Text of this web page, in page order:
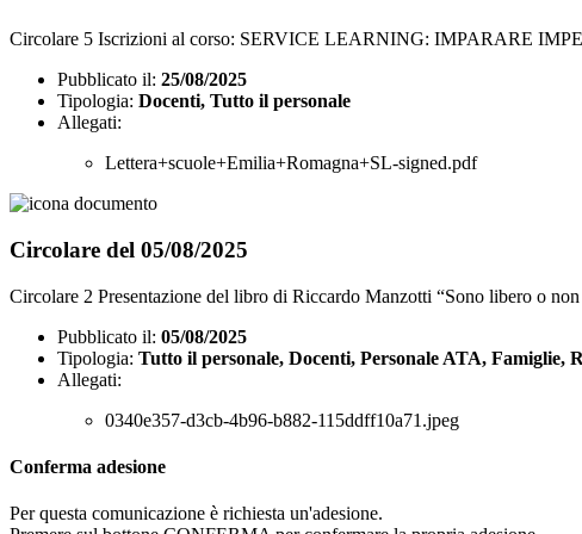
Circolare 5 Iscrizioni al corso: SERVICE LEARNING: IMPARARE
Pubblicato il: 25/08/2025
Tipologia: Docenti, Tutto il personale
Allegati:
Lettera+scuole+Emilia+Romagna+SL-signed.pdf
Circolare del 05/08/2025
Circolare 2 Presentazione del libro di Riccardo Manzotti “Sono libero o
Pubblicato il: 05/08/2025
Tipologia: Tutto il personale, Docenti, Personale ATA, Famiglie,
Allegati:
0340e357-d3cb-4b96-b882-115ddff10a71.jpeg
Conferma adesione
Per questa comunicazione è richiesta un'adesione.